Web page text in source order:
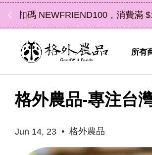
中
所有
格外農品-專注台
Jun 14, 23 • 格外農品